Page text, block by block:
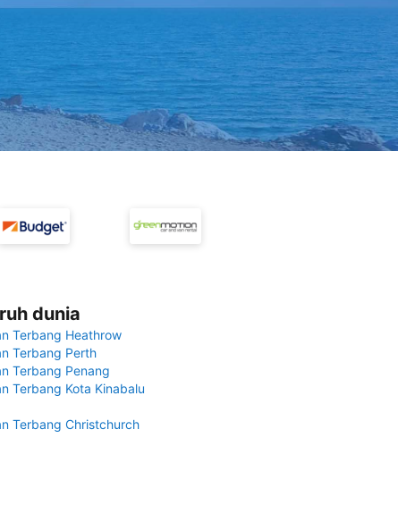
dunia
Terbang Heathrow
Terbang Perth
Terbang Penang
Terbang Kota Kinabalu
Terbang Christchurch